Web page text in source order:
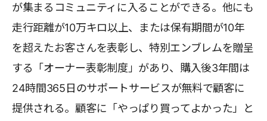
が集まるコミュニティに入ることができる。他にも
走行距離が10万キロ以上、または保有期間が10年
を超えたお客さんを表彰し、特別エンブレムを贈呈
する「オーナー表彰制度」があり、購入後3年間は
24時間365日のサポートサービスが無料で顧客に
提供される。顧客に「やっぱり買ってよかった」と